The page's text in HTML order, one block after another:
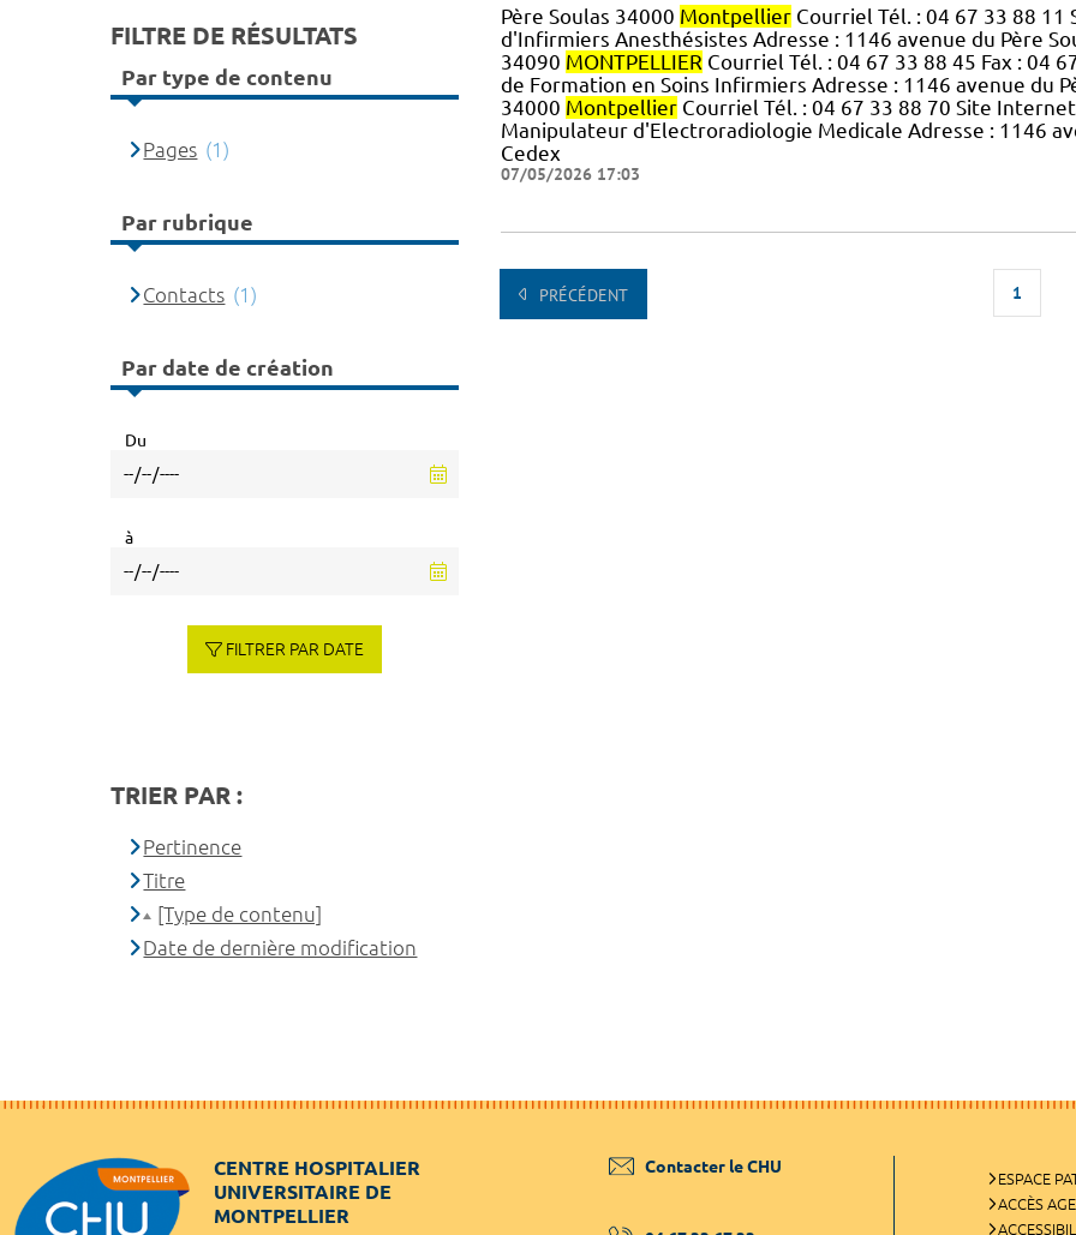
Père Soulas 34000 MontpellierCourriel Tél. : 04 67 33 88 11
d'Infirmiers Anesthésistes Adresse : 1146 avenue du Père
34090 MONTPELLIER Courriel Tél. : 04 67 33 88 45 Fax : 04
de Formation en Soins Infirmiers Adresse : 1146 avenue du
34000 MontpellierCourriel Tél. : 04 67 33 88 70 Site
Manipulateur d'Electroradiologie Medicale Adresse : 1146
Cedex
07/05/2026 17:03
PRÉCÉDENT 1
FILTRE DE RÉSULTATS
Par type de contenu
Pages (1)
Par rubrique
Contacts (1)
Par date de création
Du
à
FILTRER PAR DATE
TRIER PAR :
Pertinence
Titre
[Type de contenu]
Date de dernière modification
CENTRE HOSPITALIER
UNIVERSITAIRE DE
MONTPELLIER
Contacter le CHU
ESPACE
ACCÈS